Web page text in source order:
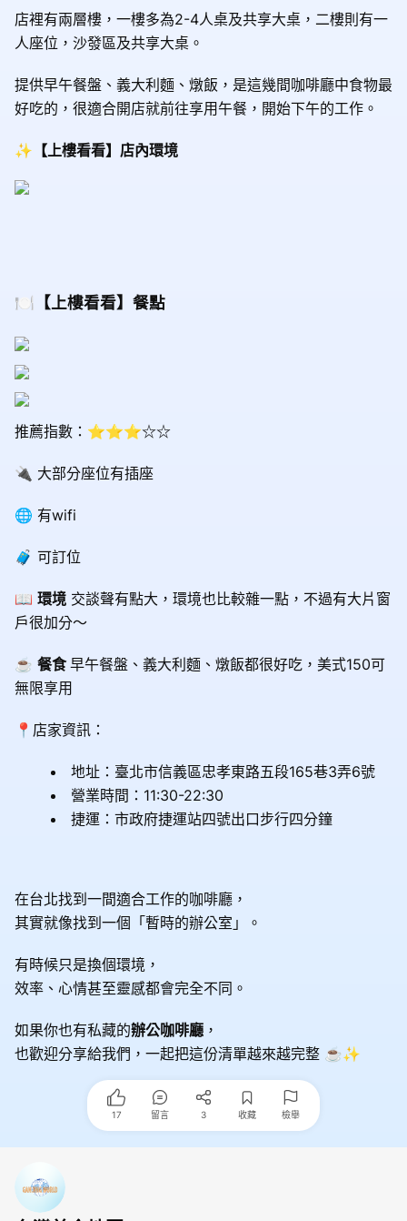
店裡有兩層樓，一樓多為2-4人桌及共享大桌，二樓則有一
人座位，沙發區及共享大桌。
提供早午餐盤、義大利麵、燉飯，是這幾間咖啡廳中食物最
好吃的，很適合開店就前往享用午餐，開始下午的工作。
✨【上樓看看】店內環境
🍽️【上樓看看】餐點
推薦指數：⭐⭐⭐☆☆
🔌 大部分座位有插座
🌐 有wifi
🧳 可訂位
📖 環境 交談聲有點大，環境也比較雜一點，不過有大片窗
戶很加分～
☕️ 餐食早午餐盤、義大利麵、燉飯都很好吃，美式150可
無限享用
📍店家資訊：
地址： 臺北市信義區忠孝東路五段165巷3弄6號
營業時間：11:30-22:30
捷運：市政府捷運站四號出口步行四分鐘
在台北找到一間適合工作的咖啡廳，
其實就像找到一個「暫時的辦公室」。
有時候只是換個環境，
效率、心情甚至靈感都會完全不同。
如果你也有私藏的辦公咖啡廳 ，
也歡迎分享給我們，一起把這份清單越來越完整 ☕✨
17 留言 3 收藏 檢舉